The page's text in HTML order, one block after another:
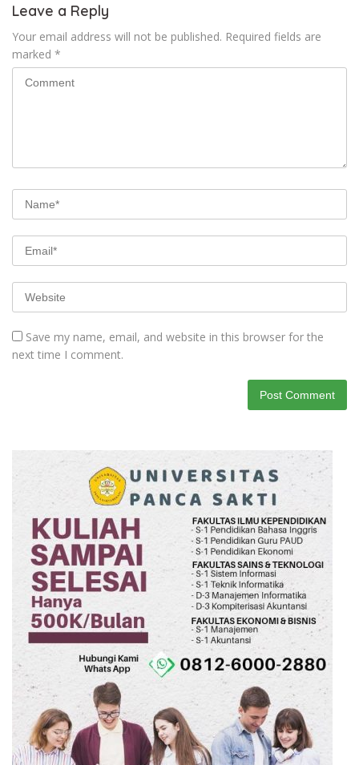
Leave a Reply
Your email address will not be published. Required fields are
marked *
Save my name, email, and website in this browser for the
next time I comment.